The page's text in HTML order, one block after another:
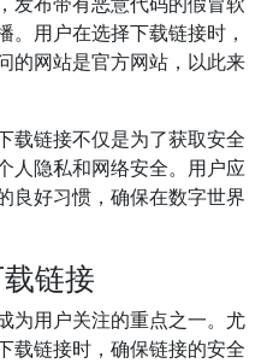
。用户在选择下载链接时，
的网站是官方网站，以此来
载链接不仅是为了获取安全
人隐私和网络安全。用户应
良好习惯，确保在数字世界
链接
为用户关注的重点之一。尤
载链接时，确保链接的安全